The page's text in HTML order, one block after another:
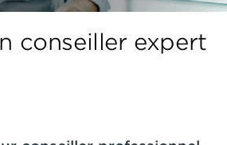
conseiller expert